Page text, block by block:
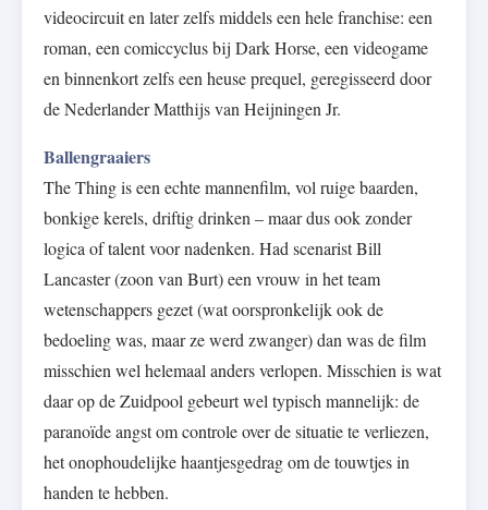
videocircuit en later zelfs middels een hele franchise: een
roman, een comiccyclus bij Dark Horse, een videogame
en binnenkort zelfs een heuse prequel, geregisseerd door
de Nederlander Matthijs van Heijningen Jr.
Ballengraaiers
The Thing is een echte mannenfilm, vol ruige baarden,
bonkige kerels, driftig drinken – maar dus ook zonder
logica of talent voor nadenken. Had scenarist Bill
Lancaster (zoon van Burt) een vrouw in het team
wetenschappers gezet (wat oorspronkelijk ook de
bedoeling was, maar ze werd zwanger) dan was de film
misschien wel helemaal anders verlopen. Misschien is wat
daar op de Zuidpool gebeurt wel typisch mannelijk: de
paranoïde angst om controle over de situatie te verliezen,
het onophoudelijke haantjesgedrag om de touwtjes in
handen te hebben.